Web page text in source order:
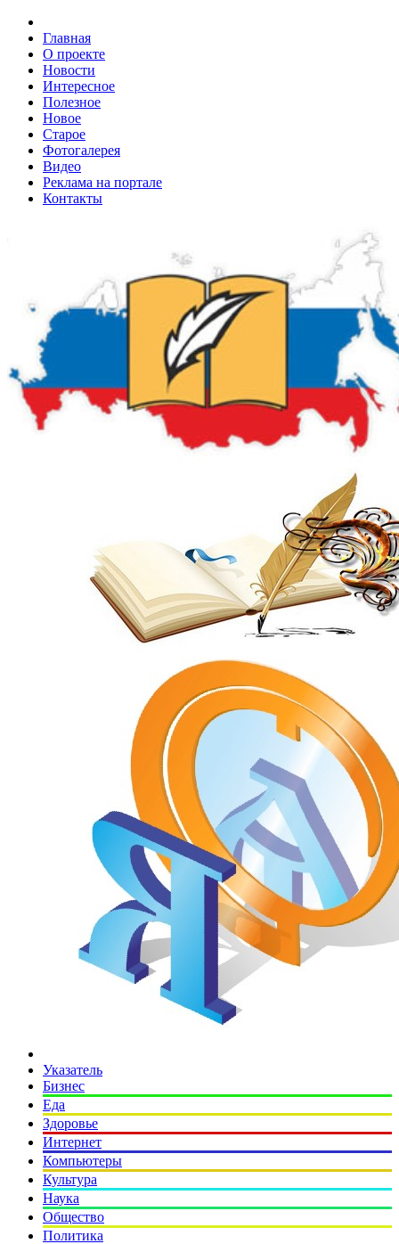
Главная
О проекте
Новости
Интересное
Полезное
Новое
Старое
Фотогалерея
Видео
Реклама на портале
Контакты
Указатель
Бизнес
Еда
Здоровье
Интернет
Компьютеры
Культура
Наука
Общество
Политика